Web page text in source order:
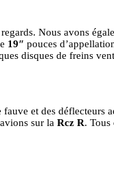
Nous avons
19″ pouces
disques de freins
et des déflecteurs
sur la Rcz R. Tous